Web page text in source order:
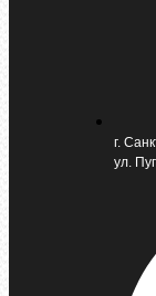
г.
ул.